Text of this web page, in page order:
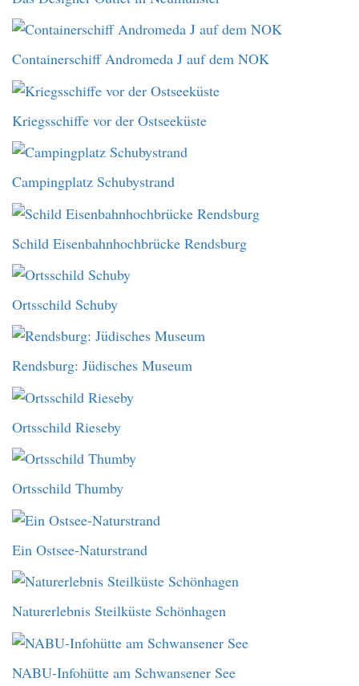
Containerschiff Andromeda J auf dem NOK
Kriegsschiffe vor der Ostseeküste
Campingplatz Schubystrand
Schild Eisenbahnhochbrücke Rendsburg
Ortsschild Schuby
Rendsburg: Jüdisches Museum
Ortsschild Rieseby
Ortsschild Thumby
Ein Ostsee-Naturstrand
Naturerlebnis Steilküste Schönhagen
NABU-Infohütte am Schwansener See